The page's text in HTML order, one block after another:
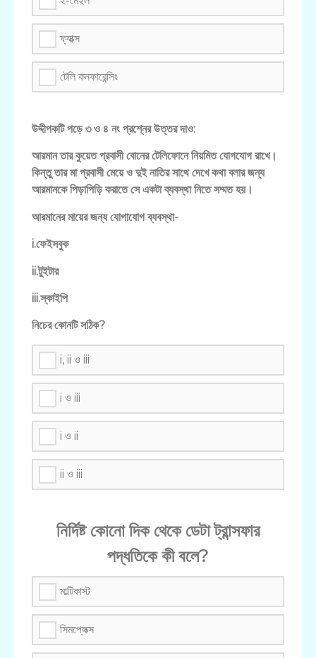
ফ্যাক্স
টেলি কনফারেন্সিং
উদ্দীপকটি পড়ে ৩ ও ৪ নং প্রশ্নের উত্তর দাও:
আরমান তার কুয়েত প্রবাসী বোনের টেলিফোনে নিয়মিত যোগযোগ রাখে।
কিন্তু তার মা প্রবাসী মেয়ে ও দুই নাতির সাথে দেখে কথা বলার জন্য
আরমানকে পিড়াপিড়ি করাতে সে একটা ব্যবস্থা নিতে সম্মত হয়।
আরমানের মায়ের জন্য যোগাযোগ ব্যবস্থা-
i.ফেইসবুক
ii.টুইটার
iii.স্কাইপি
নিচের কোনটি সঠিক?
i, ii ও iii
i ও iii
i ও ii
ii ও iii
নির্দিষ্ট কোনো দিক থেকে ডেটা ট্রান্সফার
পদ্ধতিকে কী বলে?
মাল্টিকাস্ট
সিমপ্লেক্স